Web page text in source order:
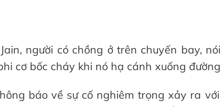
người có chồng ở trên chuyến bay,
cơ bốc cháy khi nó hạ cánh xuống
báo về sự cố nghiêm trọng xảy ra